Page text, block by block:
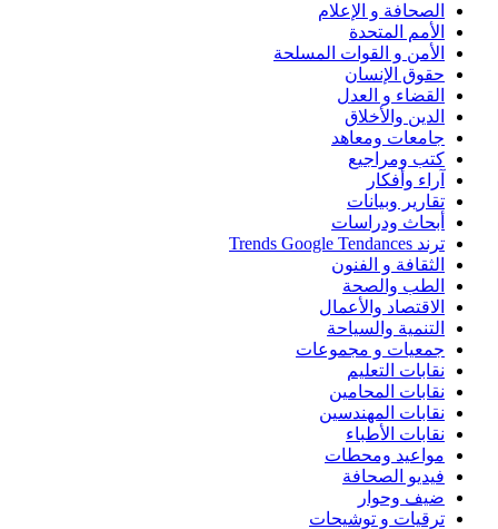
الصحافة و الإعلام
الأمم المتحدة
الأمن و القوات المسلحة
حقوق الإنسان
القضاء و العدل
الدين والأخلاق
جامعات ومعاهد
كتب ومراجيع
آراء وأفكار
تقارير وبيانات
أبحاث ودراسات
ترند Trends Google Tendances
الثقافة و الفنون
الطب والصحة
الاقتصاد والأعمال
التنمية والسياحة
جمعيات و مجموعات
نقابات التعليم
نقابات المحامين
نقابات المهندسين
نقابات الأطباء
مواعيد ومحطات
فيديو الصحافة
ضيف وحوار
ترقيات و توشيحات